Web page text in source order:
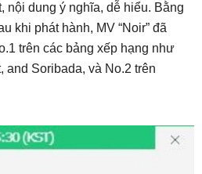
nội dung ý nghĩa, dễ hiểu. Bằng
khi phát hành, MV “Noir” đã
trên các bảng xếp hạng như
and Soribada, và No.2 trên